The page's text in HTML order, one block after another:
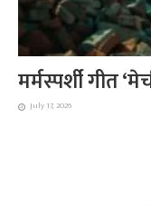
मर्मस्पर्शी गीत
July 17, 2026